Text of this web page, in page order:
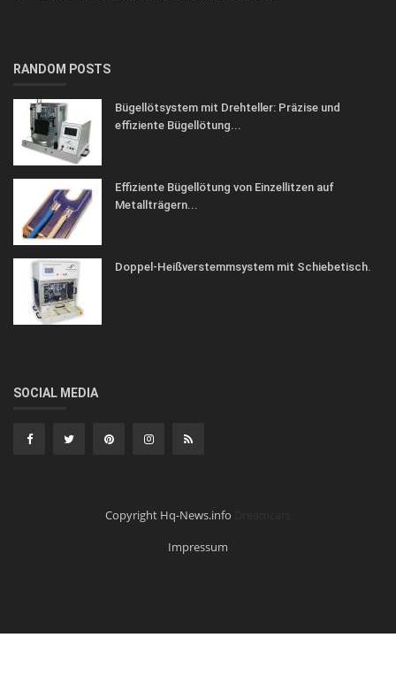
RANDOM POSTS
Bügellötsystem mit Drehteller: Präzise und
effiziente Bügellötung...
Effiziente Bügellötung von Einzellitzen auf
Metallträgern...
Doppel-Heißverstemmsystem mit Schiebetisch.
SOCIAL MEDIA
Copyright Hq-News.info
Impressum